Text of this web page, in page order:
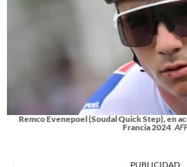
Remco Evenepoel (Soudal Quick Step), en
Francia 2024
PUBLICIDAD